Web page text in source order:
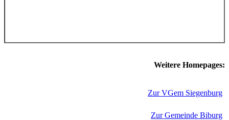
Weitere Homepages:
Zur VGem Siegenburg
Zur Gemeinde Biburg